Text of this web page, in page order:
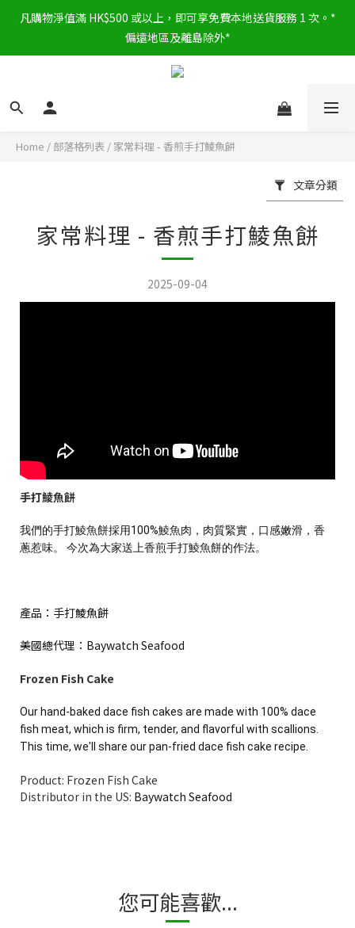
凡購物淨值滿 HK$500 或以上，即可享免費本地送貨服務 1 次。*
偏遠地區及離島除外*
Home / 部落格列表 / 家常料理 - 香煎手打鯪魚餅
文章分類
家常料理 - 香煎手打鯪魚餅
2025-09-04
手打鯪魚餅
我們的手打鯪魚餅採用100%鯪魚肉，肉質緊實，口感嫩滑，香
蔥惹味。 今次為大家送上香煎手打鯪魚餅的作法。
產品：手打鯪魚餅
美國總代理：Baywatch Seafood
Frozen Fish Cake
Our hand-baked dace fish cakes are made with 100% dace
fish meat, which is firm, tender, and flavorful with scallions.
This time, we'll share our pan-fried dace fish cake recipe.
Product: Frozen Fish Cake
Distributor in the US: Baywatch Seafood
您可能喜歡...